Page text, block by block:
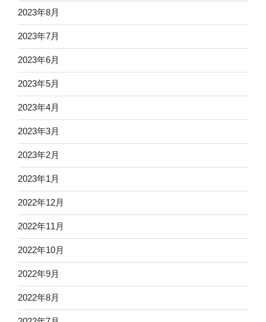
2023年8月
2023年7月
2023年6月
2023年5月
2023年4月
2023年3月
2023年2月
2023年1月
2022年12月
2022年11月
2022年10月
2022年9月
2022年8月